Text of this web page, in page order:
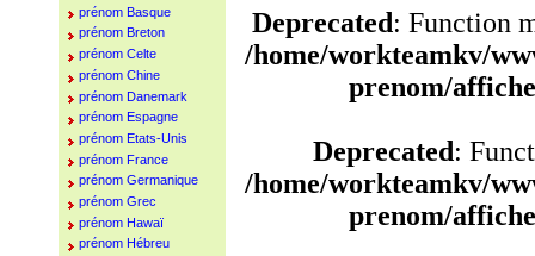
Deprecated: Function
/home/workteamkv/
prenom/
Deprecated:
/home/workteamkv/
prenom/
prénom Basque
prénom Breton
prénom Celte
prénom Chine
prénom Danemark
prénom Espagne
prénom Etats-Unis
prénom France
prénom Germanique
prénom Grec
prénom Hawaï
prénom Hébreu